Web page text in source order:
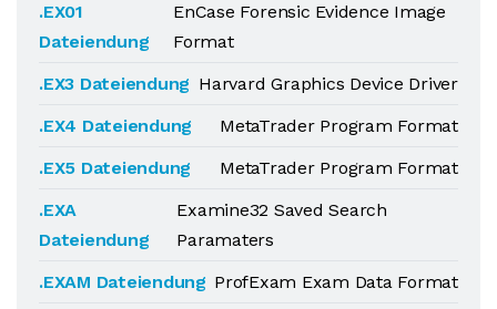
.EX01
Dateiendung
EnCase Forensic Evidence Image
Format
.EX3 Dateiendung Harvard Graphics Device Driver
.EX4 Dateiendung
MetaTrader Program Format
.EX5 Dateiendung
MetaTrader Program Format
.EXA
Dateiendung
Examine32 Saved Search
Paramaters
.EXAM Dateiendung ProfExam Exam Data Format